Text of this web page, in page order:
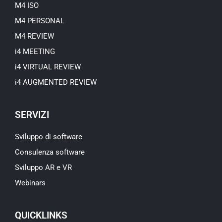
M4 ISO
M4 PERSONAL
M4 REVIEW
i4 MEETING
i4 VIRTUAL REVIEW
i4 AUGMENTED REVIEW
SERVIZI
Sviluppo di software
Consulenza software
Sviluppo AR e VR
Webinars
QUICKLINKS